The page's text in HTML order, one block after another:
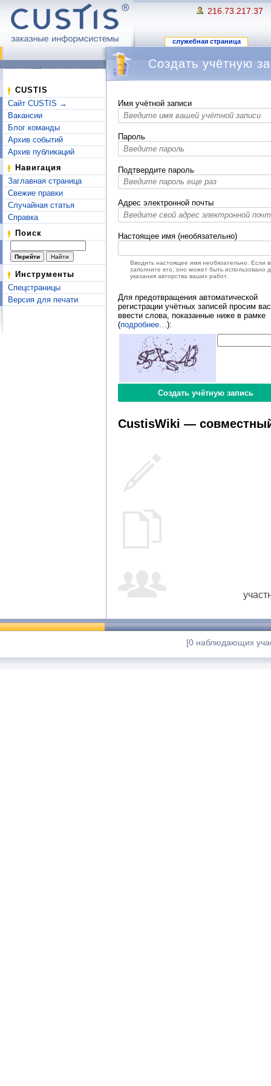
216.73.217.37
служебная страница
CUSTIS
Сайт CUSTIS →
Вакансии
Блог команды
Архив событий
Архив публикаций
Навигация
Заглавная страница
Свежие правки
Случайная статья
Справка
Поиск
Инструменты
Спецстраницы
Версия для печати
Создать учётную
Имя учётной записи
Пароль
Подтвердите пароль
Адрес электронной почты
Настоящее имя (необязательно)
Вводить настоящее имя необязательно. Если
заполните его, оно может быть использовано
указания авторства ваших работ.
Для предотвращения автоматической
регистрации учётных записей просим вас
ввести слова, показанные ниже в рамке
(подробнее… ):
CustisWiki —
[0 наблюдающих